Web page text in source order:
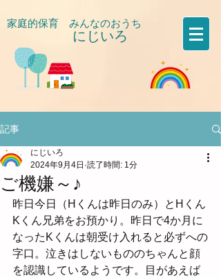
家庭的保育 みんなのおうち
にじいろ
記事
ご機嫌～♪
にじいろ
2024年9月4日 読了時間: 1分
昨日今日（Hくんは昨日のみ）とHくん
Kくん兄弟をお預かり。昨日で4か月に
なったKくんは朝受け入れると必ずへの
字口。泣きはしないもののちゃんと顔
を認識しているようです。目があえば